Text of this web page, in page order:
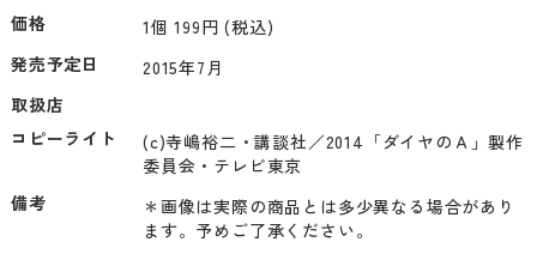
価格
1個 199円 (税込)
発売予定日
2015年7月
取扱店
コピーライト
(c)寺嶋裕二・講談社／2014「ダイヤのＡ」製作
備考
＊画像は実際の商品とは多少異なる場合があり